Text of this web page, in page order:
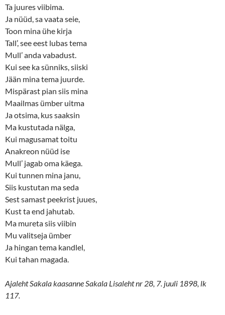
Ta juures viibima.
Ja nüüd, sa vaata seie,
Toon mina ühe kirja
Tall’, see eest lubas tema
Mull’ anda vabadust.
Kui see ka sünniks, siiski
Jään mina tema juurde.
Mispärast pian siis mina
Maailmas ümber uitma
Ja otsima, kus saaksin
Ma kustutada nälga,
Kui magusamat toitu
Anakreon nüüd ise
Mull’ jagab oma käega.
Kui tunnen mina janu,
Siis kustutan ma seda
Sest samast peekrist juues,
Kust ta end jahutab.
Ma mureta siis viibin
Mu valitseja ümber
Ja hingan tema kandlel,
Kui tahan magada.
Ajaleht Sakala kaasanne Sakala Lisaleht nr 28, 7. juuli 1898, lk
117.